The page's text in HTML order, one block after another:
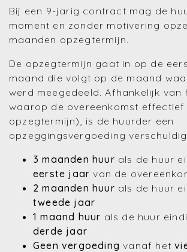
Bij een 9-jarig contract mag de
moment en zonder motivering
maanden opzegtermijn.
De opzegtermijn gaat in op de
maand die volgt op de maand
werd meegedeeld. Afhankelijk van
waarop de overeenkomst
opzegtermijn), is de huurder een
opzeggingsvergoeding
3 maanden huur als de huur
eerste jaar van de
2 maanden huur als de huur
tweede jaar
1 maand huur als de huur
derde jaar
Geen vergoeding vanaf het